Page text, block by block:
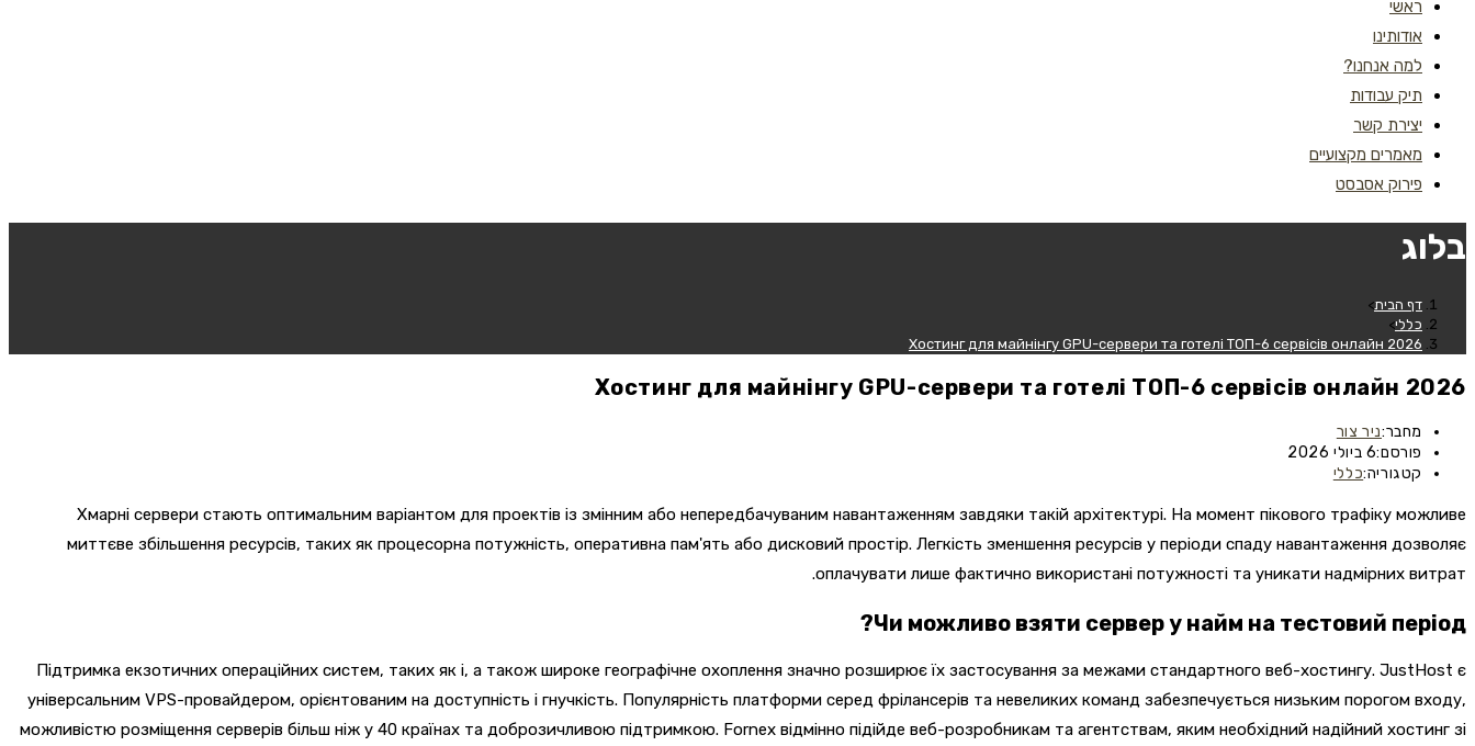
ראשי
אודותינו
למה אנחנו?
תיק עבודות
יצירת קשר
מאמרים מקצועיים
פירוק אסבסט
בלוג
דף הבית>
כללי>
Хостинг для майнінгу GPU-сервери та готелі ТОП-6 сервісів онлайн 2026
Хостинг для майнінгу GPU-сервери та готелі ТОП-6 сервісів онлайн 2026
מחבר:ניר צור
פורסם:6 ביולי 2026
קטגוריה:כללי
Хмарні сервери стають оптимальним варіантом для проектів із змінним або непередбачуваним навантаженням завдяки такій архітектурі. На момент пікового трафіку можливе
миттєве збільшення ресурсів, таких як процесорна потужність, оперативна пам'ять або дисковий простір. Легкість зменшення ресурсів у періоди спаду навантаження дозволяє
оплачувати лише фактично використані потужності та уникати надмірних витрат.
Чи можливо взяти сервер у найм на тестовий період?
Підтримка екзотичних операційних систем, таких як і, а також широке географічне охоплення значно розширює їх застосування за межами стандартного веб-хостингу. JustHost є
універсальним VPS-провайдером, орієнтованим на доступність і гнучкість. Популярність платформи серед фрілансерів та невеликих команд забезпечується низьким порогом входу,
можливістю розміщення серверів більш ніж у 40 країнах та доброзичливою підтримкою. Fornex відмінно підійде веб-розробникам та агентствам, яким необхідний надійний хостинг зі